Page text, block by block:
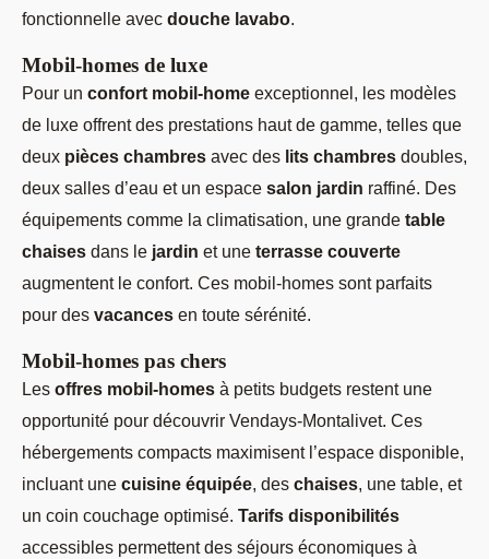
fonctionnelle avec douche lavabo.
Mobil-homes de luxe
Pour un confort mobil-home exceptionnel, les modèles
de luxe offrent des prestations haut de gamme, telles que
deux pièces chambres avec des lits chambres doubles,
deux salles d’eau et un espace salon jardin raffiné. Des
équipements comme la climatisation, une grande table
chaises dans le jardin et une terrasse couverte
augmentent le confort. Ces mobil-homes sont parfaits
pour des vacances en toute sérénité.
Mobil-homes pas chers
Les offres mobil-homes à petits budgets restent une
opportunité pour découvrir Vendays-Montalivet. Ces
hébergements compacts maximisent l’espace disponible,
incluant une cuisine équipée, des chaises, une table, et
un coin couchage optimisé. Tarifs disponibilités
accessibles permettent des séjours économiques à